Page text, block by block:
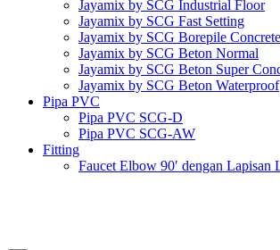
Jayamix by SCG Industrial Floor
Jayamix by SCG Fast Setting
Jayamix by SCG Borepile Concrete
Jayamix by SCG Beton Normal
Jayamix by SCG Beton Super
Jayamix by SCG Beton Waterproof
Pipa PVC
Pipa PVC SCG-D
Pipa PVC SCG-AW
Fitting
Faucet Elbow 90′ dengan Lapisan